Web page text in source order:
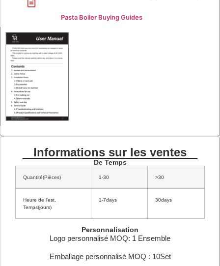
Pasta Boiler Buying Guides
Informations sur les ventes
De Temps
Quantité(Pièces) 1-30 >30
Heure de l'est.
Temps(jours)
1-7days 30days
Personnalisation
Logo personnalisé MOQ: 1 Ensemble
Emballage personnalisé MOQ : 10Set